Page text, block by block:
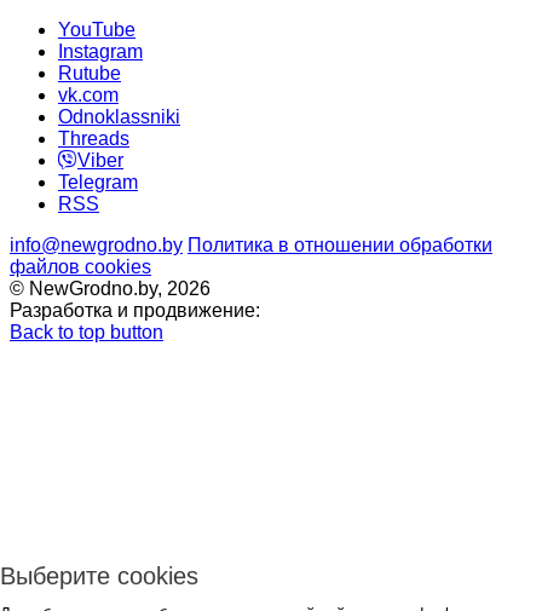
YouTube
Instagram
Rutube
vk.com
Odnoklassniki
Threads
Viber
Telegram
RSS
info@newgrodno.by Политика в отношении обработки
файлов cookies
© NewGrodno.by, 2026
Разработка и продвижение:
Back to top button
Выберите cookies